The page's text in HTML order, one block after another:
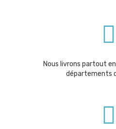
Nous livrons partout
départements